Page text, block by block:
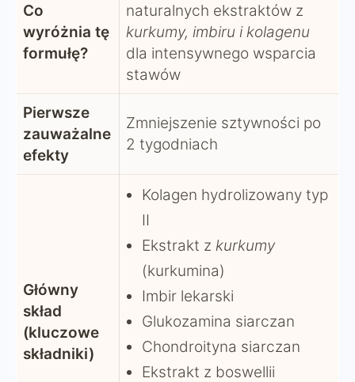
Co
wyróżnia tę
formułę?
naturalnych ekstraktów z
kurkumy, imbiru i kolagenu
dla intensywnego wsparcia
stawów
Pierwsze
zauważalne
efekty
Zmniejszenie sztywności po
2 tygodniach
Główny
skład
(kluczowe
składniki)
Kolagen hydrolizowany typ
II
Ekstrakt z kurkumy
(kurkumina)
Imbir lekarski
Glukozamina siarczan
Chondroityna siarczan
Ekstrakt z boswellii